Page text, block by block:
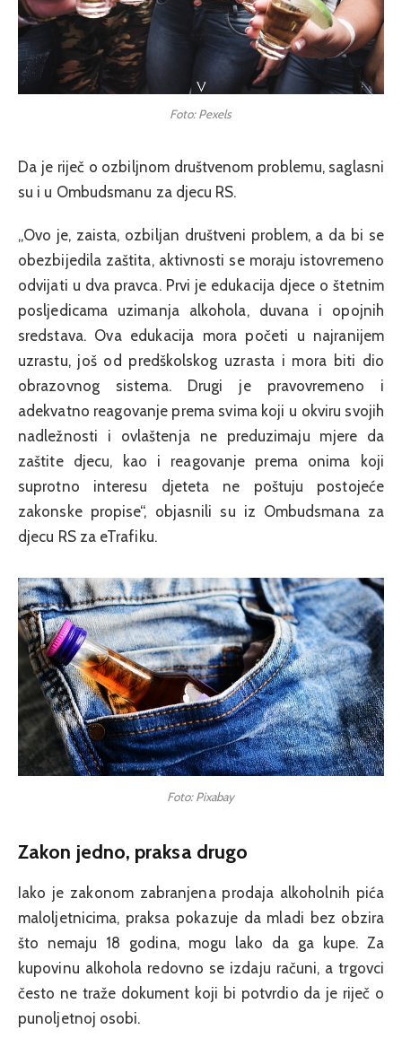
Foto: Pexels
Da je riječ o ozbiljnom društvenom problemu, saglasni
su i u Ombudsmanu za djecu RS.
„Ovo je, zaista, ozbiljan društveni problem, a da bi se
obezbijedila zaštita, aktivnosti se moraju istovremeno
odvijati u dva pravca. Prvi je edukacija djece o štetnim
posljedicama uzimanja alkohola, duvana i opojnih
sredstava. Ova edukacija mora početi u najranijem
uzrastu, još od predškolskog uzrasta i mora biti dio
obrazovnog sistema. Drugi je pravovremeno i
adekvatno reagovanje prema svima koji u okviru svojih
nadležnosti i ovlaštenja ne preduzimaju mjere da
zaštite djecu, kao i reagovanje prema onima koji
suprotno interesu djeteta ne poštuju postojeće
zakonske propise“, objasnili su iz Ombudsmana za
djecu RS za eTrafiku.
Foto: Pixabay
Zakon jedno, praksa drugo
Iako je zakonom zabranjena prodaja alkoholnih pića
maloljetnicima, praksa pokazuje da mladi bez obzira
što nemaju 18 godina, mogu lako da ga kupe. Za
kupovinu alkohola redovno se izdaju računi, a trgovci
često ne traže dokument koji bi potvrdio da je riječ o
punoljetnoj osobi.